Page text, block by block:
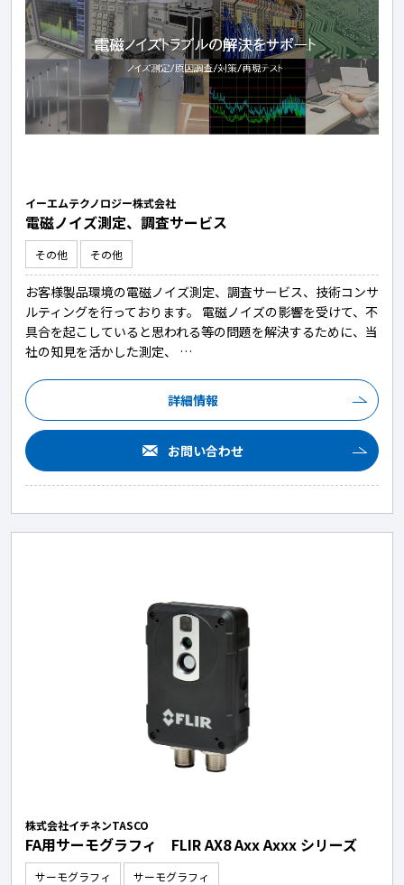
イーエムテクノロジー株式会社
電磁ノイズ測定、調査サービス
その他 その他
お客様製品環境の電磁ノイズ測定、調査サービス、技術コンサ
ルティングを行っております。 電磁ノイズの影響を受けて、不
具合を起こしていると思われる等の問題を解決するために、当
社の知見を活かした測定、 …
詳細情報
お問い合わせ
株式会社イチネンTASCO
FA用サーモグラフィ FLIR AX8 Axx Axxx シリーズ
サーモグラフィ サーモグラフィ